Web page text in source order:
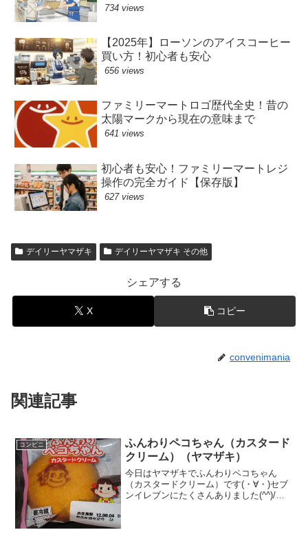
734 views
【2025年】ローソンのアイスコーヒー
買い方！初心者も安心
656 views
ファミリーマートロゴ歴代全史！昔の
太陽マークから現在の意味まで
641 views
初心者も安心！ファミリーマートレジ
操作の完全ガイド【保存版】
627 views
デイリーヤマザキ デイリーヤマザキ その他
シェアする
X コピー
convenimania
関連記事
コンビニ
ふんわりペコちゃん（カスタード
クリーム）（ヤマザキ）
今日はヤマザキでふんわりペコちゃん
（カスタードクリーム）です(・∀・)セブ
ンイレブンにたくさんありました(^^)/ペ